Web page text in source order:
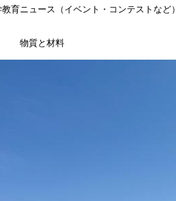
育ニュース（イベント・コンテストなど）
物質と材料